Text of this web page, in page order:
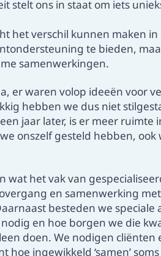
stelt ons in staat om iets
het verschil kunnen maken
te bieden,
samenwerkingen.
er waren volop ideeën voor
hebben we dus niet
jaar later, is er meer ruimte
onszelf gesteld hebben, ook
wat het vak van
en samenwerking
besteden we speciale
en hoe borgen we die
doen. We nodigen cliënten
ingewikkeld ‘samen’